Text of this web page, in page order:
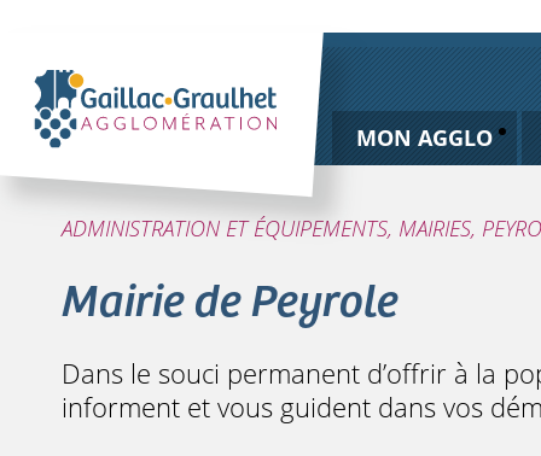
MON AGGLO
ADMINISTRATION ET ÉQUIPEMENTS, MAIRIES,
Mairie de Peyrole
Dans le souci permanent d’offrir à la
informent et vous guident dans vos